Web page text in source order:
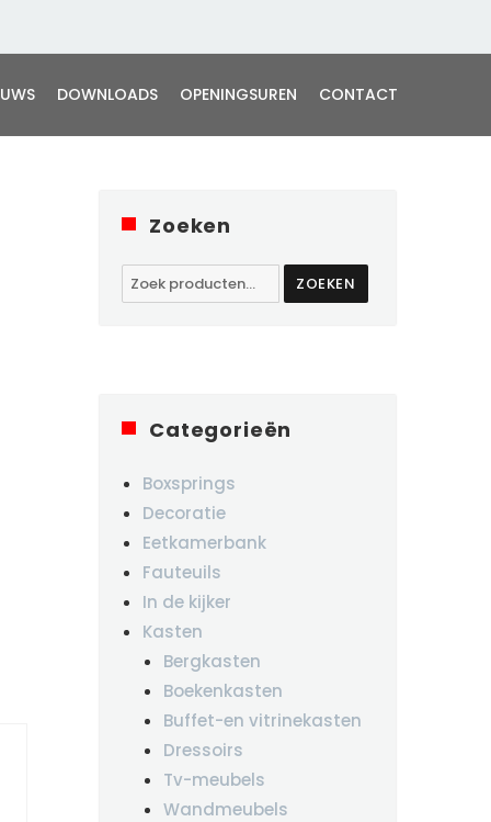
DOWNLOADS OPENINGSUREN CONTACT
Zoeken
Zoeken
naar:
ZOEKEN
Categorieën
Boxsprings
Decoratie
Eetkamerbank
Fauteuils
In de kijker
Kasten
Bergkasten
Boekenkasten
Buffet-en vitrinekasten
Dressoirs
Tv-meubels
Wandmeubels